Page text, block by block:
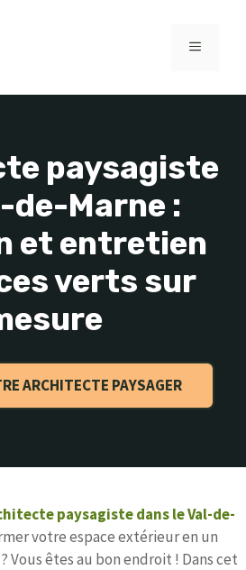
MENU
paysagiste
de-Marne :
et entretien
verts sur
ARCHITECTE PAYSAGER
paysagiste dans le Val-de-
votre espace extérieur en un
Vous êtes au bon endroit ! Dans cet